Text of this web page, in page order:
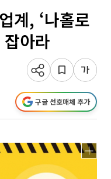
계, ‘나홀로
잡아라
구글 선호매체 추가